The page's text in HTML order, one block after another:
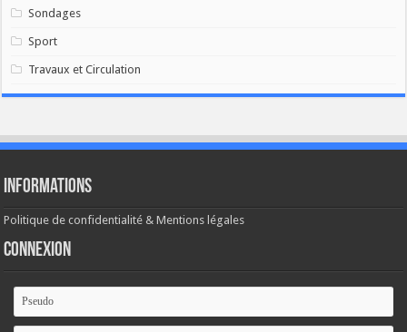
Sondages
Sport
Travaux et Circulation
Informations
Politique de confidentialité & Mentions légales
Connexion